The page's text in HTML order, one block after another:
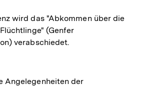
wird das "Abkommen über die
(Genfer
verabschiedet.
Angelegenheiten der